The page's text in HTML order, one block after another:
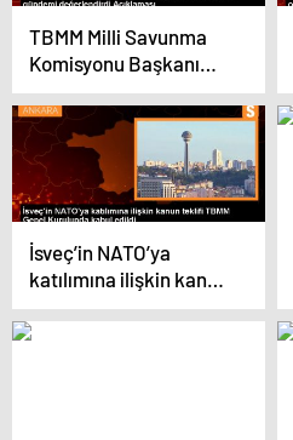
TBMM Milli Savunma
Komisyonu Başkanı
Hulusi Akar: F-16 satışı
olumlu sonuçlanacak
İsveç’in NATO’ya
katılımına ilişkin kanun
teklifi TBMM Genel
Kurulunda kabul edildi